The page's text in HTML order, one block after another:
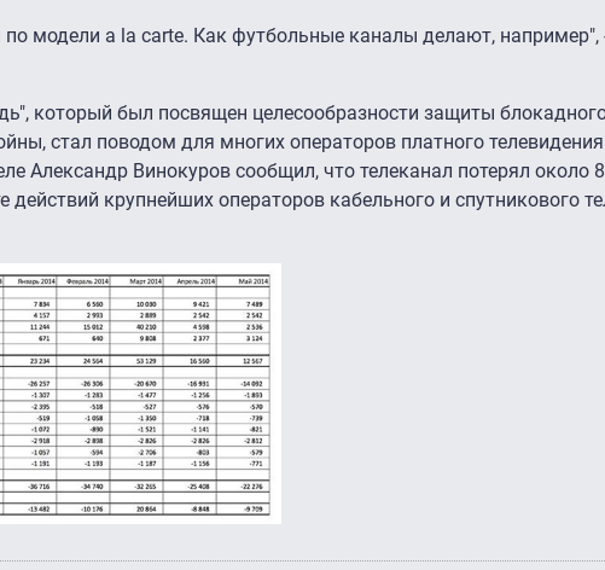
модели a la carte. Как футбольные каналы делают, например",
который был посвящен целесообразности защиты
стал поводом для многих операторов платного
Александр Винокуров сообщил, что телеканал потерял около
действий крупнейших операторов кабельного и спутникового